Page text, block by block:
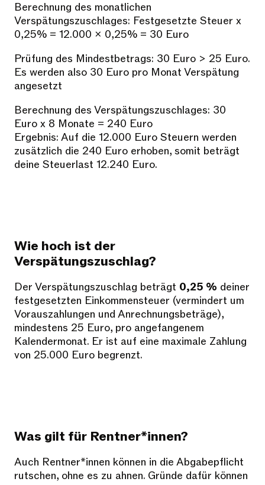
Berechnung des monatlichen
Verspätungszuschlages: Festgesetzte Steuer x
0,25% = 12.000 x 0,25% = 30 Euro
Prüfung des Mindestbetrags: 30 Euro > 25 Euro.
Es werden also 30 Euro pro Monat Verspätung
angesetzt
Berechnung des Verspätungszuschlages: 30
Euro x 8 Monate = 240 Euro
Ergebnis: Auf die 12.000 Euro Steuern werden
zusätzlich die 240 Euro erhoben, somit beträgt
deine Steuerlast 12.240 Euro.
Wie hoch ist der
Verspätungszuschlag?
Der Verspätungszuschlag beträgt 0,25 % deiner
festgesetzten Einkommensteuer (vermindert um
Vorauszahlungen und Anrechnungsbeträge),
mindestens 25 Euro, pro angefangenem
Kalendermonat. Er ist auf eine maximale Zahlung
von 25.000 Euro begrenzt.
Was gilt für Rentner*innen?
Auch Rentner*innen können in die Abgabepflicht
rutschen, ohne es zu ahnen. Gründe dafür können